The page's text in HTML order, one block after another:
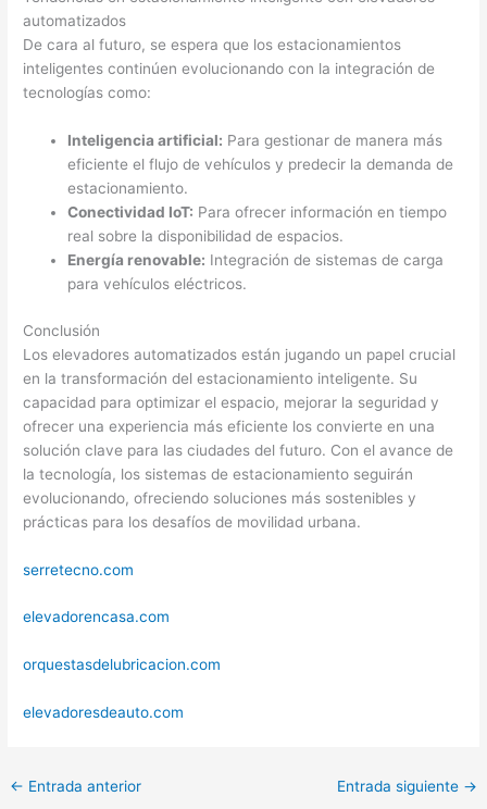
automatizados
De cara al futuro, se espera que los estacionamientos
inteligentes continúen evolucionando con la integración de
tecnologías como:
Inteligencia artificial: Para gestionar de manera más
eficiente el flujo de vehículos y predecir la demanda de
estacionamiento.
Conectividad IoT: Para ofrecer información en tiempo
real sobre la disponibilidad de espacios.
Energía renovable: Integración de sistemas de carga
para vehículos eléctricos.
Conclusión
Los elevadores automatizados están jugando un papel crucial
en la transformación del estacionamiento inteligente. Su
capacidad para optimizar el espacio, mejorar la seguridad y
ofrecer una experiencia más eficiente los convierte en una
solución clave para las ciudades del futuro. Con el avance de
la tecnología, los sistemas de estacionamiento seguirán
evolucionando, ofreciendo soluciones más sostenibles y
prácticas para los desafíos de movilidad urbana.
serretecno.com
elevadorencasa.com
orquestasdelubricacion.com
elevadoresdeauto.com
← Entrada anterior Entrada siguiente →